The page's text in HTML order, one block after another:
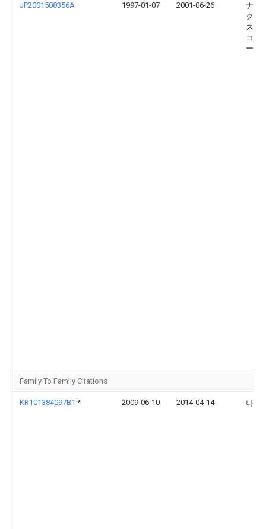
JP2001508356A 1997-01-07 2001-06-26
ナイ
ク・
スナ
コー
ーシ
Family To Family Citations
KR101384097B1 * 2009-06-10 2014-04-14 나윤